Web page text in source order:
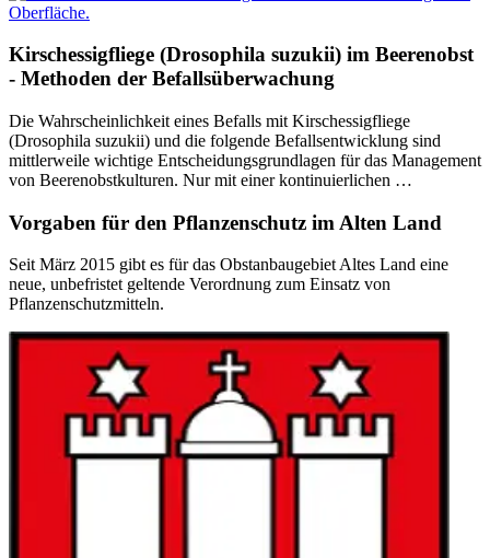
Kirschessigfliege (Drosophila suzukii) im Beerenobst
- Methoden der Befallsüberwachung
Die Wahrscheinlichkeit eines Befalls mit Kirschessigfliege
(Drosophila suzukii) und die folgende Befallsentwicklung sind
mittlerweile wichtige Entscheidungsgrundlagen für das Management
von Beerenobstkulturen. Nur mit einer kontinuierlichen …
Vorgaben für den Pflanzenschutz im Alten Land
Seit März 2015 gibt es für das Obstanbaugebiet Altes Land eine
neue, unbefristet geltende Verordnung zum Einsatz von
Pflanzenschutzmitteln.